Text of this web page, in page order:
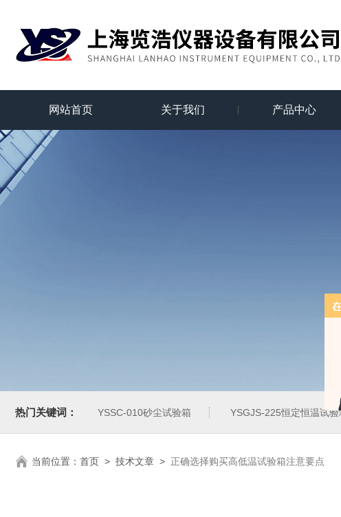
网站首页 关于我们 产品中心
热门关键词： YSSC-010砂尘试验箱 YSGJS-225恒定恒温试验
当前位置： 首页 > 技术文章 > 正确选择购买高低温试验箱注意要点